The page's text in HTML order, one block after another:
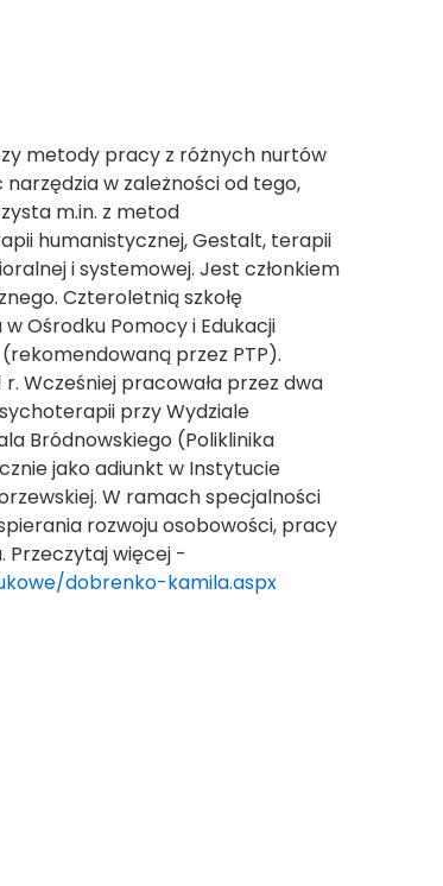
metody pracy z różnych nurtów
w zależności od tego,
m.in. z metod
humanistycznej, Gestalt, terapii
i systemowej. Jest członkiem
Czteroletnią szkołę
Ośrodku Pomocy i Edukacji
przez PTP).
Wcześniej pracowała przez dwa
przy Wydziale
Bródnowskiego (Poliklinika
jako adiunkt w Instytucie
W ramach specjalności
rozwoju osobowości, pracy
Przeczytaj więcej -
dobrenko-kamila.aspx